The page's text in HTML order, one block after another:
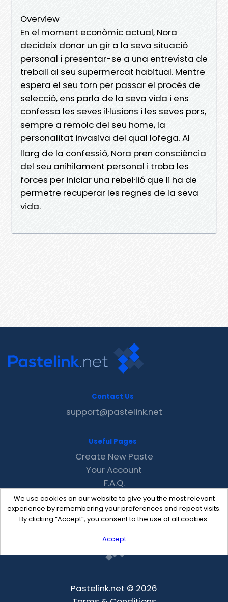
Overview
En el moment econòmic actual, Nora
decideix donar un gir a la seva situació
personal i presentar-se a una entrevista de
treball al seu supermercat habitual. Mentre
espera el seu torn per passar el procés de
selecció, ens parla de la seva vida i ens
confessa les seves il·lusions i les seves pors,
sempre a remolc del seu home, la
personalitat invasiva del qual lofega. Al
llarg de la confessió, Nora pren consciència
del seu anihilament personal i troba les
forces per iniciar una rebel·lió que li ha de
permetre recuperar les regnes de la seva
vida.
We use cookies on our website to give you the most relevant
experience by remembering your preferences and repeat visits.
By clicking “Accept”, you consent to the use of all cookies.
Accept
Contact Us
support@pastelink.net
Useful Pages
Create New Paste
Your Account
F.A.Q.
Recent
Contact
Pastelink.net © 2026